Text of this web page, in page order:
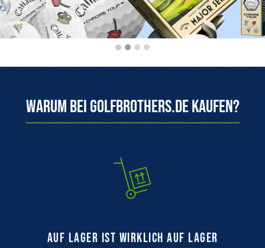
Warum bei Golfbrothers.de kaufen?
auf Lager ist wirklich auf Lager